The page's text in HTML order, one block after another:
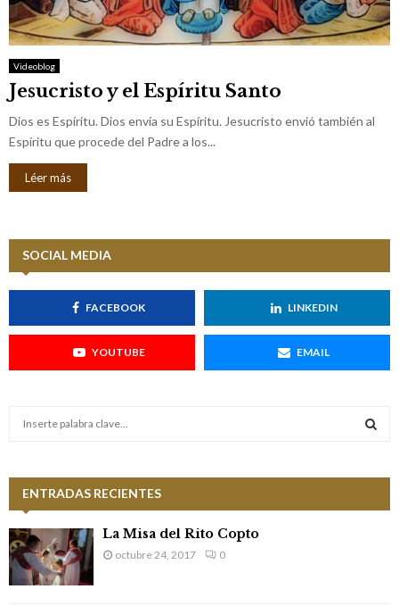
E
N
U
Videoblog
Jesucristo y el Espíritu Santo
Dios es Espíritu. Dios envía su Espíritu. Jesucristo envió también al
Espíritu que procede del Padre a los...
Léer más
SOCIAL MEDIA
FACEBOOK LINKEDIN
YOUTUBE EMAIL
h
f
o
r
:
ENTRADAS RECIENTES
La Misa del Rito Copto
octubre 24, 2017 0